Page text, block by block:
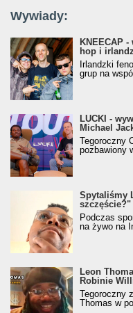
Wywiady:
KNEECAP
hop i
Irlandzki
grup na
LUCKI -
Michael
Tegoroczny
pozbawiony
Spytaliśmy
szczęście?"
Podczas
na żywo na
Leon
Robinie
Tegoroczny
Thomas w